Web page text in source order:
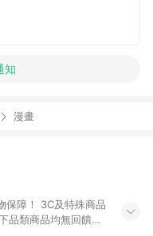
知
漫畫
保障！ 3C及特殊商品